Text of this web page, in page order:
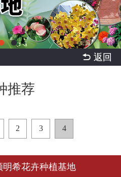
 返回
推荐
2 3 4
明希花卉种植基地